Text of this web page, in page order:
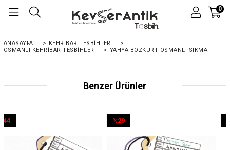
0
ANASAYFA > KEHRIBAR TESBIHLER
>
OSMANLI KEHRİBAR TESBİHLER
> YAHYA BOZKURT OSMANLI SIKMA
Benzer Ürünler
%29İndirim
%44İndirim